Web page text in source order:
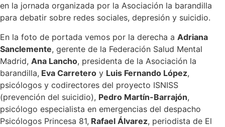
en la jornada organizada por la Asociación la barandilla
para debatir sobre redes sociales, depresión y suicidio.
En la foto de portada vemos por la derecha a Adriana
Sanclemente, gerente de la Federación Salud Mental
Madrid, Ana Lancho, presidenta de la Asociación la
barandilla, Eva Carretero y Luis Fernando López,
psicólogos y codirectores del proyecto ISNISS
(prevención del suicidio), Pedro Martín-Barrajón,
psicólogo especialista en emergencias del despacho
Psicólogos Princesa 81, Rafael Álvarez, periodista de El